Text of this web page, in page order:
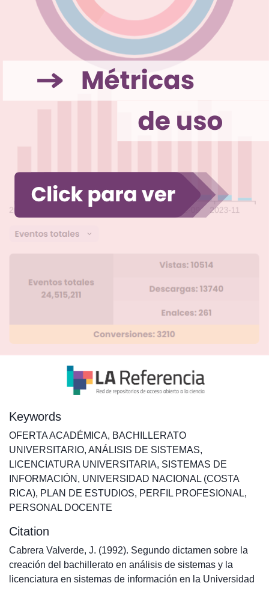
Keywords
OFERTA ACADÉMICA, BACHILLERATO
UNIVERSITARIO, ANÁLISIS DE SISTEMAS,
LICENCIATURA UNIVERSITARIA, SISTEMAS DE
INFORMACIÓN , UNIVERSIDAD NACIONAL (COSTA
RICA), PLAN DE ESTUDIOS, PERFIL PROFESIONAL,
PERSONAL DOCENTE
Citation
Cabrera Valverde, J. (1992). Segundo dictamen sobre la
creación del bachillerato en análisis de sistemas y la
licenciatura en sistemas de información en la Universidad